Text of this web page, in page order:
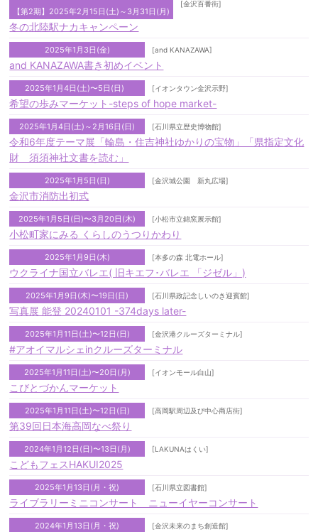
【第2期】2025年2月15日(土)～3月31日(月)
[金沢百番街]
冬の北陸駅ナカキャンペーン
2025年1月3日(金) [and KANAZAWA]
and KANAZAWA書き初めイベント
2025年1月4日(土)〜5日(日)⠀ [イオンタウン金沢示野]
希望の歩みマーケット-steps of hope market-
2025年1月4日(土)～2月16日(日) [石川県立歴史博物館]
令和6年度テーマ展「輪島・住吉神社ゆかりの宝物」「県指定文化
財 須須神社文書を読む」
2025年1月5日(日) [金沢城公園 新丸広場]
金沢市消防出初式
2025年1月5日(日)〜3月20日(木) [小松市立錦窯展示館]
小松町家にみる くらしのうつりかわり
2025年1月9日(木) [本多の森 北電ホール]
ウクライナ国立バレエ( 旧キエフ･バレエ 「ジゼル」)
2025年1月9日(木)〜19日(日) [石川県政記念しいのき迎賓館]
写真展 能登 20240101 -374days later-
2025年1月11日(土)〜12日(日) [金沢港クルーズターミナル]
#アオイマルシェinクルーズターミナル
2025年1月11日(土)〜20日(月) [イオンモール白山]
こびとづかんマーケット
2025年1月11日(土)〜12日(日) [高岡駅周辺及び中心商店街]
第39回日本海高岡なべ祭り
2024年1月12日(日)〜13日(月) [LAKUNAはくい]
こどもフェスHAKUI2025
2025年1月13日(月・祝) [石川県立図書館]
ライブラリーミニコンサート ニューイヤーコンサート
2024年1月13日(月・祝) [金沢未来のまち創造館]